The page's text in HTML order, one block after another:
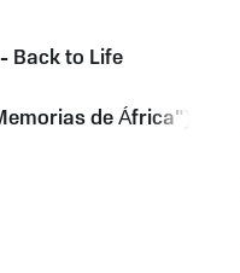
Back to Life
de África")